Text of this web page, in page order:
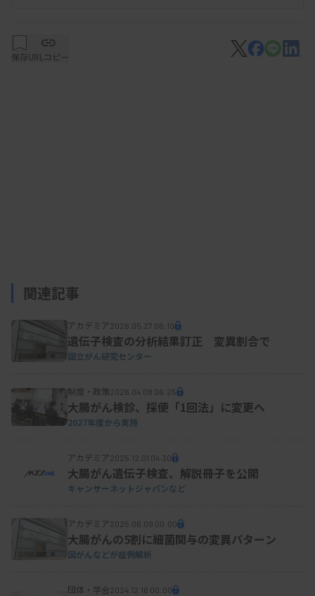
保存URLコピー
関連記事
アカデミア 2026.05.27 06:10
遺伝子検査の分析結果訂正 変異割合で
国立がん研究センター
制度・政策2026.04.08 06:25
大腸がん検診、採便「1回法」に変更へ
2027年度から実施
アカデミア 2025.12.01 04:30
大腸がん遺伝子検査、解説冊子を公開
キャンサーネットジャパンなど
アカデミア 2025.06.09 00:00
大腸がんの5割に細菌関与の変異パターン
国がんなどが症例解析
団体・学会2024.12.16 00:00